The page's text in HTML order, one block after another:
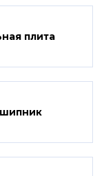
плита